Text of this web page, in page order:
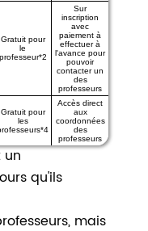
Gratuit pour
le
professeur*2
Sur
inscription
avec
paiement à
effectuer à
l'avance pour
pouvoir
contacter un
des
professeurs
Gratuit pour
les
Accès direct
aux
coordonnées
des
professeurs
un
qu'ils
mais